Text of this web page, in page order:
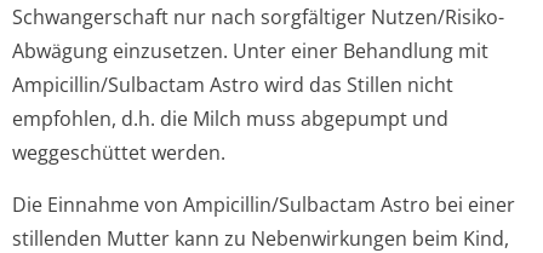
Schwangerschaft nur nach sorgfältiger Nutzen/Risiko-
Abwägung einzusetzen. Unter einer Behandlung mit
Ampicillin/Sul­bactam Astro wird das Stillen nicht
empfohlen, d.h. die Milch muss abgepumpt und
weggeschüttet werden.
Die Einnahme von Ampicillin/Sul­bactam Astro bei einer
stillenden Mutter kann zu Nebenwirkungen beim Kind,